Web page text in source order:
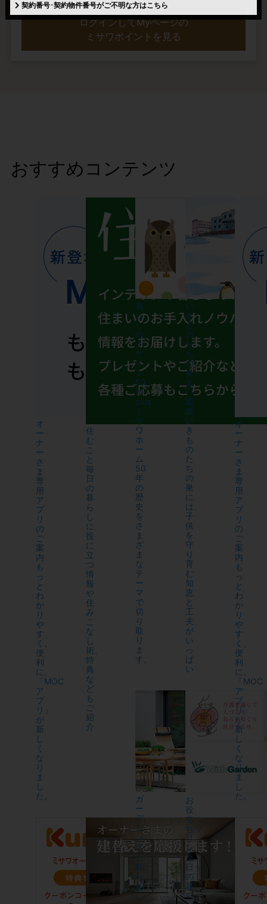
ログインしてMyページの
ミサワポイントを見る
おすすめコンテンツ
オ
ー
ナ
ー
さ
ま
専
用
ア
プ
リ
の
ご
案
内
も
っ
と
わ
か
り
や
す
く、
便
利
に。
「MOC
ア
プ
リ」
が
新
し
く
な
り
ま
し
た。
住
む
こ
と
毎
日
の
暮
ら
し
に
役
に
立
つ
情
報
や
住
み
こ
な
し
術、
特
典
な
ど
も
ご
紹
介
暮
ら
し
の
デ
ザ
イ
ン
50
年
plus
ミ
サ
ワ
ホ
ー
ム
50
年
の
歴
史
を
さ
ま
ざ
ま
な
テ
ー
マ
で
切
り
取
り
ま
す。
い
き
も
の
た
ち
の
巣
ま
い
図
鑑
い
き
も
の
た
ち
の
巣
に
は、
子
供
を
守
り
育
む
知
恵
と
工
夫
が
い
っ
ぱ
い
ガ
ー
デ
ニ
ン
グ
<
楽
お
役
立
ち
リ
ン
ク
日々
の
暮
ら
オ
ー
ナ
ー
さ
ま
専
用
ア
プ
リ
の
ご
案
内
も
っ
と
わ
か
り
や
す
く、
便
利
に。
「MOC
ア
プ
リ」
が
新
し
く
な
り
ま
し
た。
契約番号･契約物件番号がご不明な方はこちら